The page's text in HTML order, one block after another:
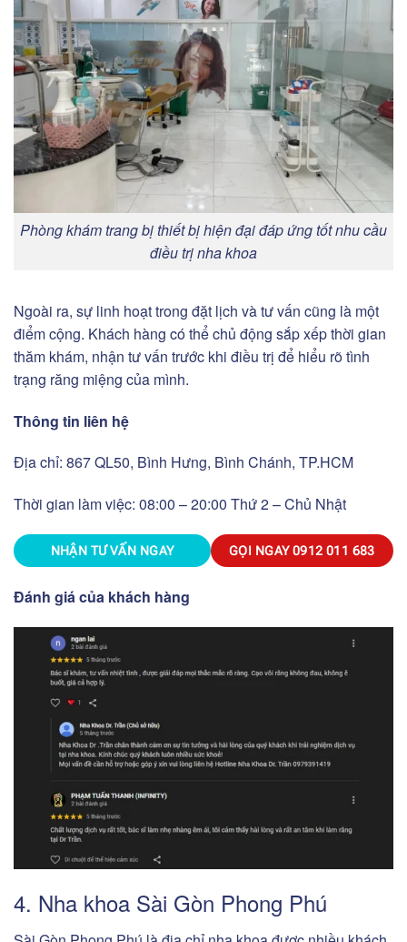
Phòng khám trang bị thiết bị hiện đại đáp ứng tốt nhu cầu
điều trị nha khoa
Ngoài ra, sự linh hoạt trong đặt lịch và tư vấn cũng là một
điểm cộng. Khách hàng có thể chủ động sắp xếp thời gian
thăm khám, nhận tư vấn trước khi điều trị để hiểu rõ tình
trạng răng miệng của mình.
Thông tin liên hệ
Địa chỉ: 867 QL50, Bình Hưng, Bình Chánh, TP.HCM
Thời gian làm việc: 08:00 – 20:00 Thứ 2 – Chủ Nhật
NHẬN TƯ VẤN NGAY GỌI NGAY0912 011 683
Đánh giá của khách hàng
4. Nha khoa Sài Gòn Phong Phú